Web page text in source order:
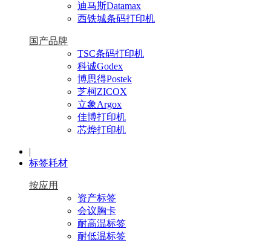
迪马斯Datamax
西铁城条码打印机
国产品牌
TSC条码打印机
科诚Godex
博思得Postek
芝柯ZICOX
立象Argox
佳博打印机
芯烨打印机
|
标签耗材
按应用
资产标签
会议胸卡
耐高温标签
耐低温标签